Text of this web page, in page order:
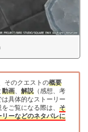
そのクエストの概要
動画、 解説（感想、考
具体的なストーリー
ご覧になる際は、 そ
ーなどのネタバレに